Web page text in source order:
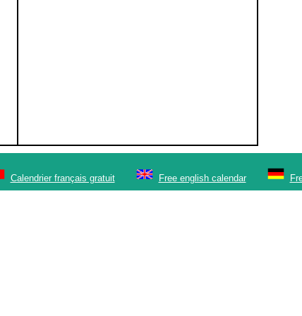
Calendrier français gratuit Free english calendar